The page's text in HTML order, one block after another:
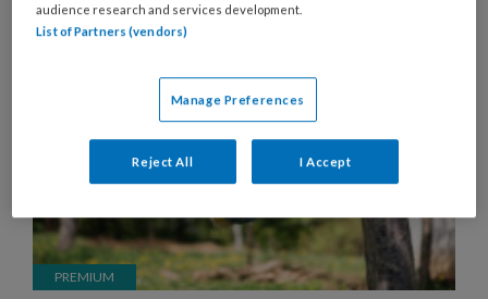
audience research and services development.
List of Partners (vendors)
Manage Preferences
Reject All I Accept